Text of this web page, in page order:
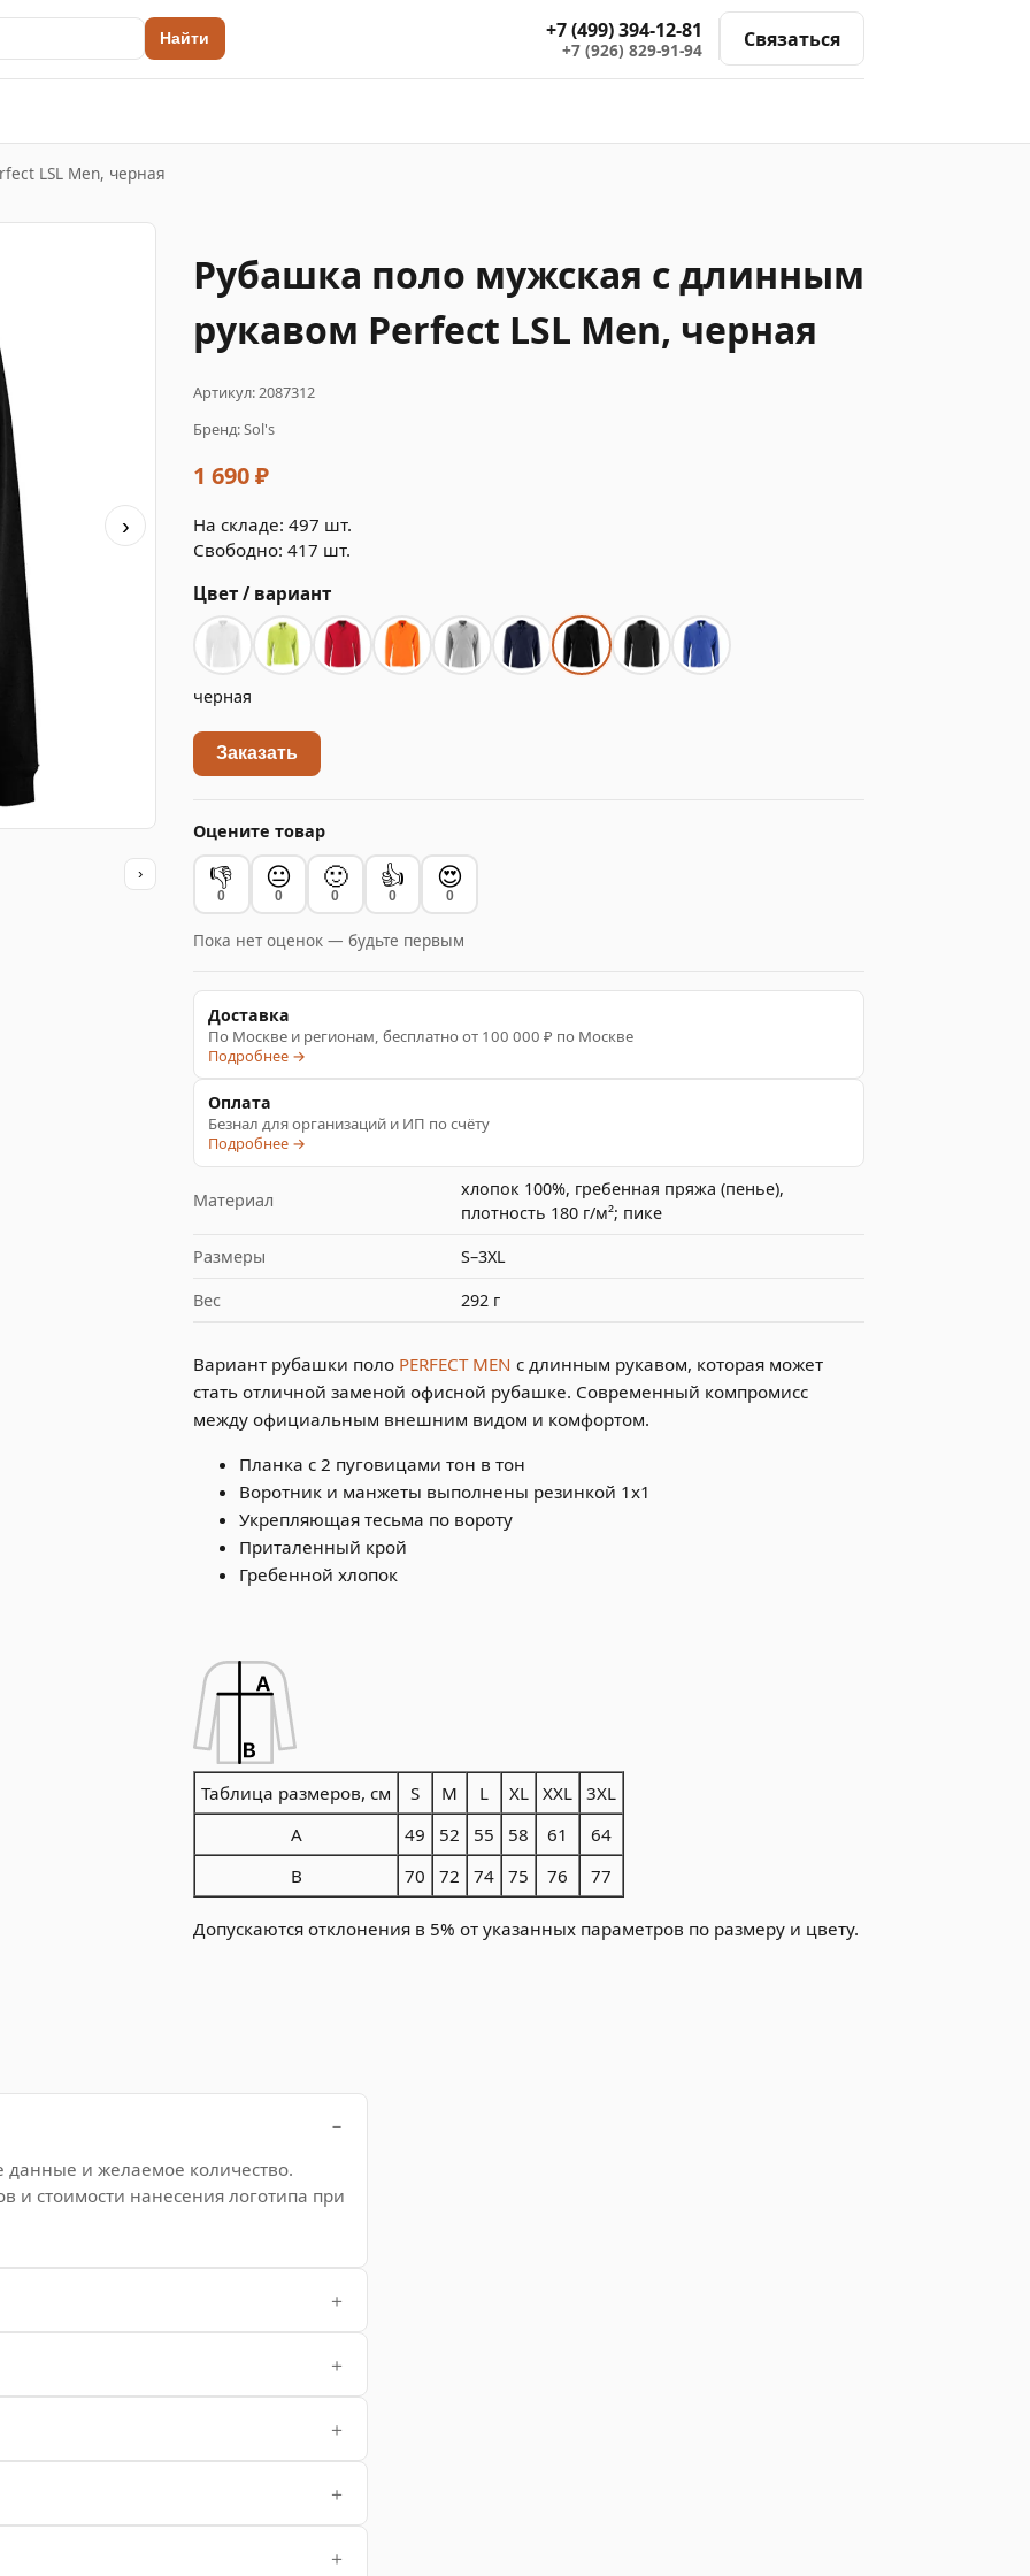
Найти +7 (499) 394-12-81
+7 (926) 829-91-94 Связаться
LSL Men, черная
›
›
Рубашка поло мужская с длинным
рукавом Perfect LSL Men, черная
Артикул: 2087312
Бренд: Sol's
1 690 ₽
На складе: 497 шт.
Свободно: 417 шт.
Цвет / вариант
черная
Заказать
Оцените товар
👎
0
😐
0
🙂
0
👍
0
😍
0
Пока нет оценок — будьте первым
Доставка
По Москве и регионам, бесплатно от 100 000 ₽ по Москве
Подробнее →
Оплата
Безнал для организаций и ИП по счёту
Подробнее →
Материал
хлопок 100%, гребенная пряжа (пенье),
плотность 180 г/м²; пике
Размеры
S–3XL
Вес
292 г
Вариант рубашки поло PERFECT MEN с длинным рукавом, которая может
стать отличной заменой офисной рубашке. Современный компромисс
между официальным внешним видом и комфортом.
Планка с 2 пуговицами тон в тон
Воротник и манжеты выполнены резинкой 1x1
Укрепляющая тесьма по вороту
Приталенный крой
Гребенной хлопок
Таблица размеров, см S M L XL XXL 3XL
A
49 52 55 58 61
64
B
70 72 74 75 76 77
Допускаются отклонения в 5% от указанных параметров по размеру и цвету.
данные и желаемое количество.
и стоимости нанесения логотипа при